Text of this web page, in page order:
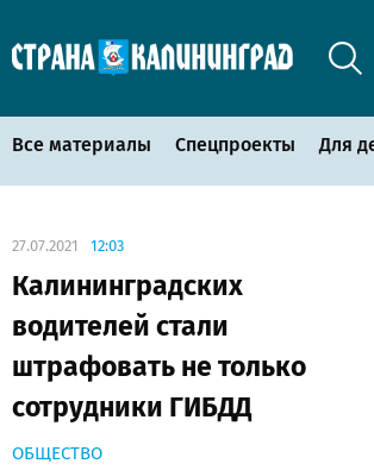
Все материалы Спецпроекты Для
27.07.2021 12:03
Калининградских
водителей стали
штрафовать не только
сотрудники ГИБДД
ОБЩЕСТВО